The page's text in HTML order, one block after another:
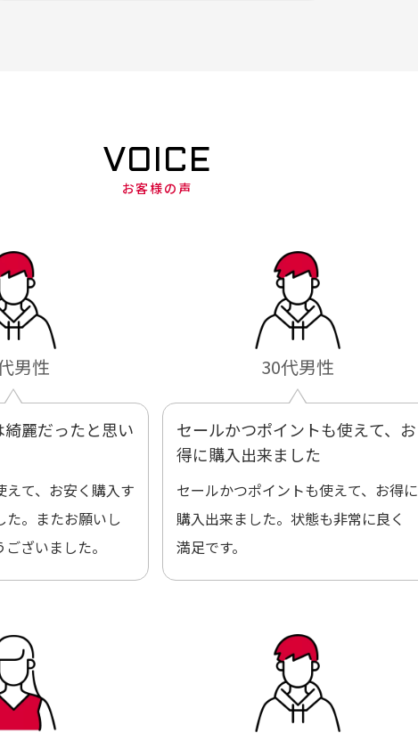
VOICE
お客様の声
男性
麗だったと思い
えて、お安く購入す
た。またお願いし
ざいました。
30代男性
セールかつポイントも使えて、お
得に購入出来ました
セールかつポイントも使えて、お得に
購入出来ました。状態も非常に良く
満足です。